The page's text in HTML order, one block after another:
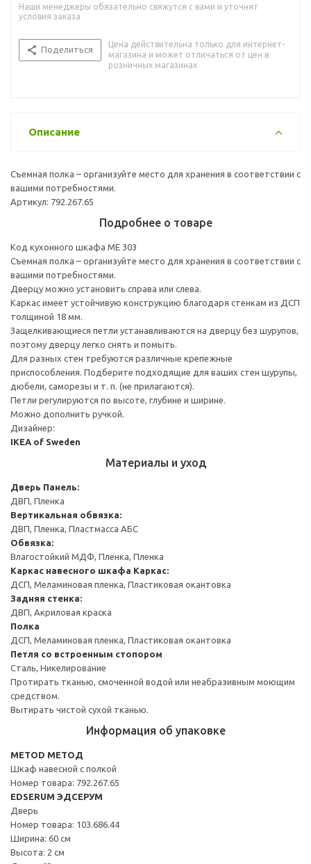
Наши менеджеры обязательно свяжутся с вами и уточнят
условия заказа
Поделиться
Цена действительна только для интернет-
магазина и может отличаться от цен в
розничных магазинах
Описание
Съемная полка – организуйте место для хранения в соответствии с
вашими потребностями.
Артикул: 792.267.65
Подробнее о товаре
Код кухонного шкафа ME 303
Съемная полка – организуйте место для хранения в соответствии с
вашими потребностями.
Дверцу можно установить справа или слева.
Каркас имеет устойчивую конструкцию благодаря стенкам из ДСП
толщиной 18 мм.
Защелкивающиеся петли устанавливаются на дверцу без шурупов,
поэтому дверцу легко снять и помыть.
Для разных стен требуются различные крепежные
приспособления. Подберите подходящие для ваших стен шурупы,
дюбели, саморезы и т. п. (не прилагаются).
Петли регулируются по высоте, глубине и ширине.
Можно дополнить ручкой.
Дизайнер:
IKEA of Sweden
Материалы и уход
Дверь Панель:
ДВП, Пленка
Вертикальная обвязка:
ДВП, Пленка, Пластмасса АБС
Обвязка:
Влагостойкий МДФ, Пленка, Пленка
Каркас навесного шкафа Каркас:
ДСП, Меламиновая пленка, Пластиковая окантовка
Задняя стенка:
ДВП, Акриловая краска
Полка
ДСП, Меламиновая пленка, Пластиковая окантовка
Петля со встроенным стопором
Сталь, Никелирование
Протирать тканью, смоченной водой или неабразивным моющим
средством.
Вытирать чистой сухой тканью.
Информация об упаковке
METOD МЕТОД
Шкаф навесной с полкой
Номер товара: 792.267.65
EDSERUM ЭДСЕРУМ
Дверь
Номер товара: 103.686.44
Ширина: 60 см
Высота: 2 см